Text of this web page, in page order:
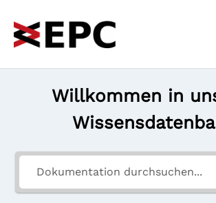
Inhalt
springen
Willkommen in